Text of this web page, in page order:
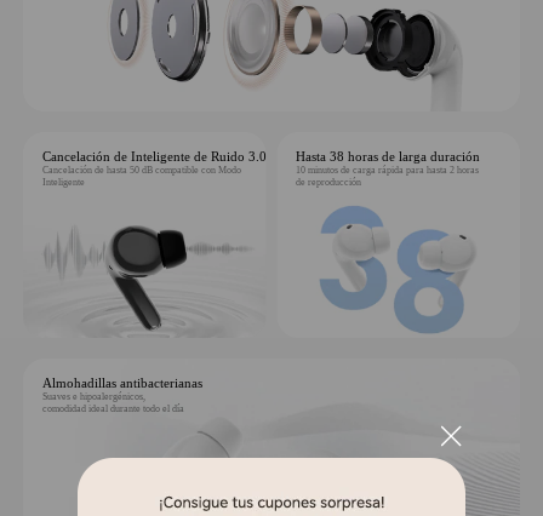
Cancelación de Inteligente de Ruido 3.0
Cancelación de hasta 50 dB compatible con Modo
Inteligente
Hasta 38 horas de larga duración
10 minutos de carga rápida para hasta 2 horas
de reproducción
Almohadillas antibacterianas
Suaves e hipoalergénicos,
comodidad ideal durante todo el día